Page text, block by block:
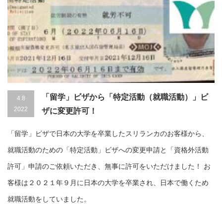
4.8
2022
「留学」ビザから「特定活動（就職活動）」ビ
ザに変更許可！
「留学」ビザで日本の大学を卒業したスリランカのお客様から、
就職活動のための「特定活動」ビザへの変更申請と「資格外活動
許可」申請のご依頼いただき、無事に許可をいただけました！ お
客様は２０２１年９月に日本の大学を卒業され、日本で働くため
就職活動をしていました。